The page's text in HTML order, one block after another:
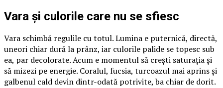
Vara și culorile care nu se sfiesc
Vara schimbă regulile cu totul. Lumina e puternică, directă,
uneori chiar dură la prânz, iar culorile palide se topesc sub
ea, par decolorate. Acum e momentul să crești saturația și
să mizezi pe energie. Coralul, fucsia, turcoazul mai aprins și
galbenul cald devin dintr-odată potrivite, ba chiar de dorit.